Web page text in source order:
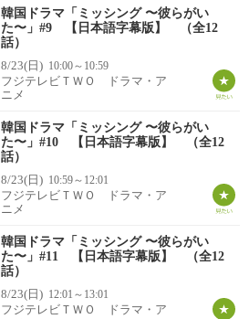
韓国ドラマ「ミッシング 〜彼らがい
た〜」#9 【日本語字幕版】 （全12
話）
8/23(日) 10:00～10:59
フジテレビＴＷＯ ドラマ・ア
ニメ
韓国ドラマ「ミッシング 〜彼らがい
た〜」#10 【日本語字幕版】 （全12
話）
8/23(日) 10:59～12:01
フジテレビＴＷＯ ドラマ・ア
ニメ
韓国ドラマ「ミッシング 〜彼らがい
た〜」#11 【日本語字幕版】 （全12
話）
8/23(日) 12:01～13:01
フジテレビＴＷＯ ドラマ・ア